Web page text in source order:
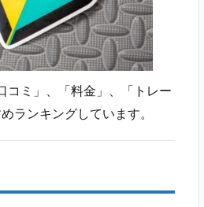
コミ」、「料金」、「トレー
ランキングしています。